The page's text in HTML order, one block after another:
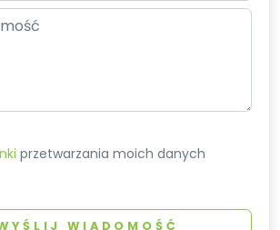
przetwarzania moich danych
WIADOMOŚĆ